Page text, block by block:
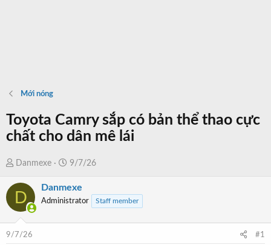
Mới nóng
Toyota Camry sắp có bản thể thao cực
chất cho dân mê lái
T
r
e
d
Danmexe
N
à
y
9/7/26
D Danmexe
Administrator Staff member
9/7/26 #1